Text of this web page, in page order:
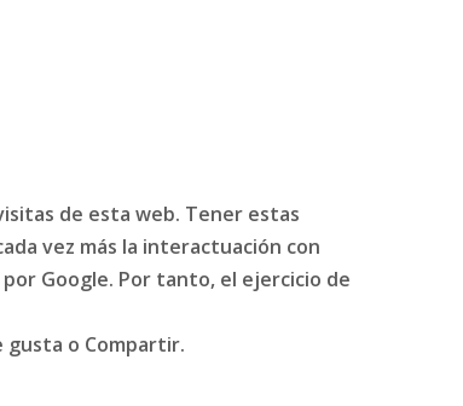
de esta web. Tener estas
vez más la interactuación con
Google. Por tanto, el ejercicio de
gusta o Compartir.